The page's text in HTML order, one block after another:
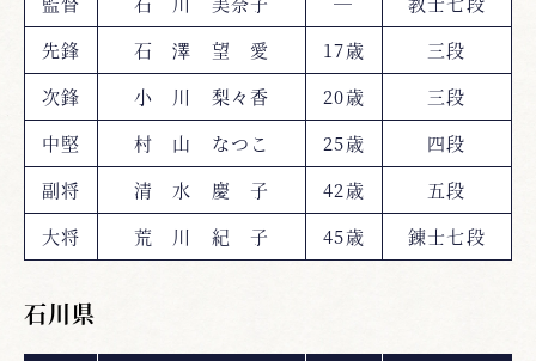
先鋒
石 澤 望 愛 17歳
三段
次鋒
小 川 梨々香 20歳
三段
中堅
村 山 なつこ 25歳
四段
副将
清 水 慶 子 42歳
五段
大将
荒 川 紀 子 45歳 錬士七段
石川県